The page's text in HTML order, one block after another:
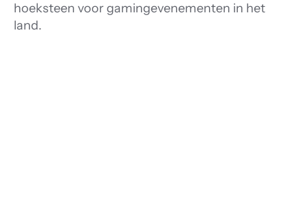
hoeksteen voor gamingevenementen in het
land.